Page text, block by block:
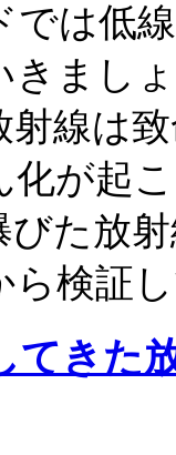
では低
きまし
射線は
化が起
た放射
ら検証
てきた